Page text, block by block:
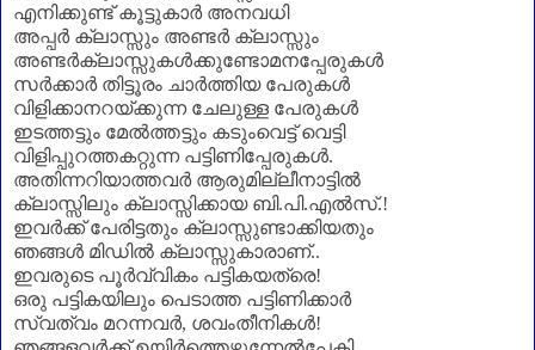
എനിക്കുണ്ട് കൂട്ടുകാർ അനവധി
അപ്പർ ക്ലാസ്സും അണ്ടർ ക്ലാസ്സും
അണ്ടർക്ലാസ്സുകൾക്കുണ്ടോമനപ്പേരുകൾ
സർക്കാർ തിട്ടൂരം ചാർത്തിയ പേരുകൾ
വിളിക്കാനറയ്ക്കുന്ന ചേലുള്ള പേരുകൾ
ഇടത്തട്ടും മേൽത്തട്ടും കടുംവെട്ട് വെട്ടി
വിളിപ്പുറത്തകറ്റുന്ന പട്ടിണിപ്പേരുകൾ.
അതിന്നറിയാത്തവർ ആരുമില്ലീനാട്ടിൽ
ക്ലാസ്സിലും ക്ലാസ്സിക്കായ ബി.പി.എൽസ്.!
ഇവർക്ക് പേരിട്ടതും ക്ലാസ്സുണ്ടാക്കിയതും
ഞങ്ങൾ മിഡിൽ ക്ലാസ്സുകാരാണ്‌..
ഇവരുടെ പൂർവ്വികം പട്ടികയത്രെ!
ഒരു പട്ടികയിലും പെടാത്ത പട്ടിണിക്കാർ
സ്വത്വം മറന്നവർ, ശവംതീനികൾ!